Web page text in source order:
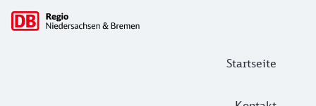
Startseite
Hauptnavigation